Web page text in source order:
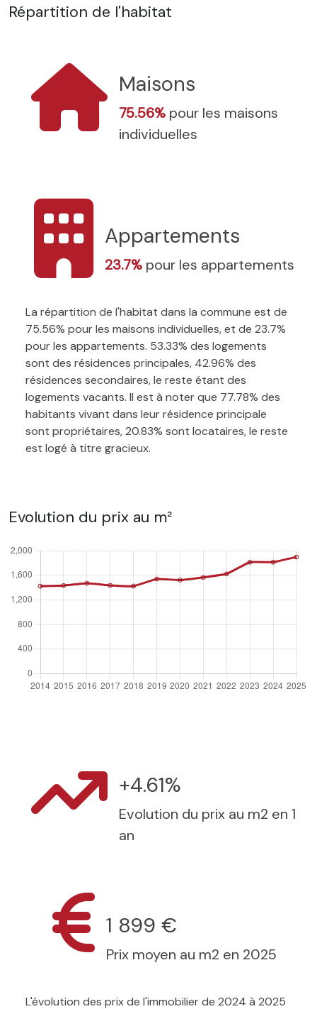
Répartition de l'habitat
Maisons
75.56% pour les maisons
individuelles
Appartements
23.7% pour les appartements
La répartition de l'habitat dans la commune est de
75.56% pour les maisons individuelles, et de 23.7%
pour les appartements. 53.33% des logements
sont des résidences principales, 42.96% des
résidences secondaires, le reste étant des
logements vacants. Il est à noter que 77.78% des
habitants vivant dans leur résidence principale
sont propriétaires, 20.83% sont locataires, le reste
est logé à titre gracieux.
Evolution du prix au m²
+4.61%
Evolution du prix au m2 en 1
an
1 899 €
Prix moyen au m2 en 2025
L'évolution des prix de l'immobilier de 2024 à 2025